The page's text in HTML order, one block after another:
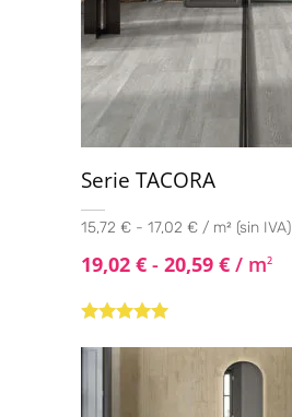
Serie TACORA
15,72 € - 17,02 € / m² (sin IVA)
19,02 € - 20,59 € / m2
5.00de 5